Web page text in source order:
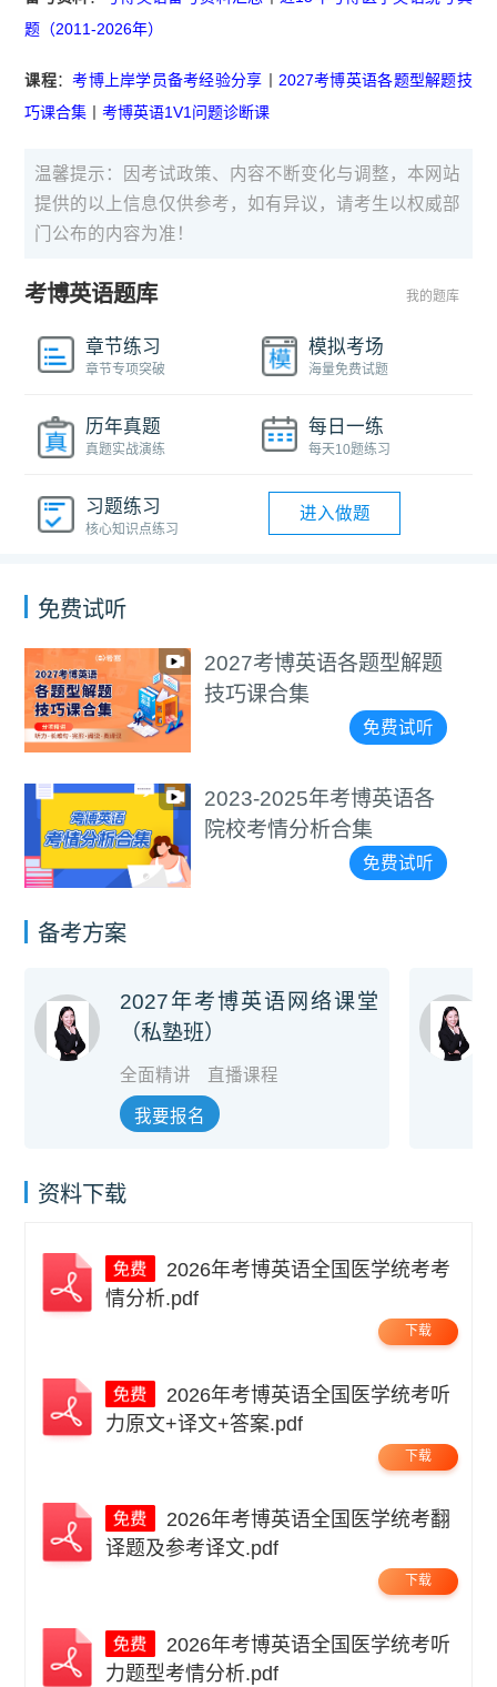
题（2011-2026年）
课程：考博上岸学员备考经验分享
2027考博英语各题型解题技
巧课合集 丨考博英语1V1问题诊断课
温馨提示：因考试政策、内容不断变化与调整，本网站
提供的以上信息仅供参考，如有异议，请考生以权威部
门公布的内容为准！
考博英语题库 我的题库
章节练习
章节专项突破
模拟考场
海量免费试题
历年真题
真题实战演练
每日一练
每天10题练习
习题练习
核心知识点练习
进入做题
免费试听
2027考博英语各题型解题
技巧课合集
免费试听
2023-2025年考博英语各
院校考情分析合集
免费试听
备考方案
2027年考博英语网络课堂
（私塾班）
全面精讲 直播课程
我要报名
资料下载
情分析.pdf
下载
力原文+译文+答案.pdf
下载
译题及参考译文.pdf
下载
力题型考情分析.pdf